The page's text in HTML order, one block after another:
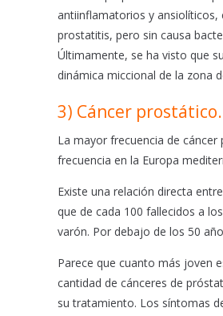
antiinflamatorios y ansiolíticos,
prostatitis, pero sin causa
Últimamente, se ha visto que
dinámica miccional de la zona
3) Cáncer
La mayor frecuencia de cáncer
frecuencia en la Europa
Existe una relación directa
que de cada 100 fallecidos a
varón. Por debajo de los 50
Parece que cuanto más joven
cantidad de cánceres de
su tratamiento. Los síntomas